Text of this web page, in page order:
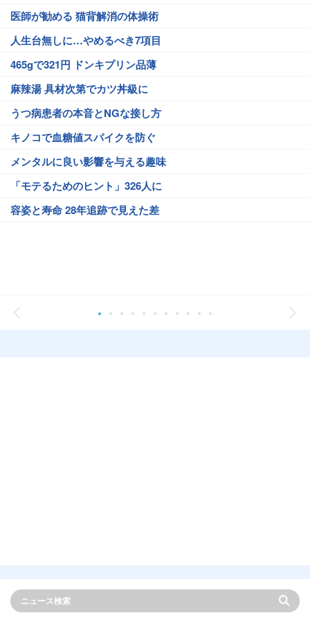
医師が勧める 猫背解消の体操術
人生台無しに…やめるべき7項目
465gで321円 ドンキプリン品薄
麻辣湯 具材次第でカツ丼級に
うつ病患者の本音とNGな接し方
キノコで血糖値スパイクを防ぐ
メンタルに良い影響を与える趣味
「モテるためのヒント」326人に
容姿と寿命 28年追跡で見えた差